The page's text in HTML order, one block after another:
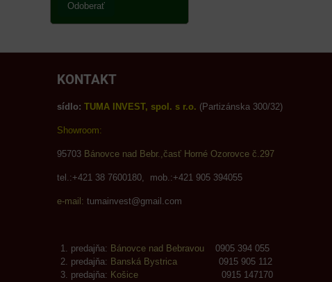
Odoberať
KONTAKT
sídlo: TUMA INVEST, spol. s r.o. (Partizánska 300/32)
Showroom:
95703 Bánovce nad Bebr.,časť Horné Ozorovce č.297
tel.:+421 38 7600180, mob.:+421 905 394055
e-mail: tumainvest@gmail.com
predajňa: Bánovce nad Bebravou 0905 394 055
predajňa: Banská Bystrica 0915 905 112
predajňa: Košice 0915 147170